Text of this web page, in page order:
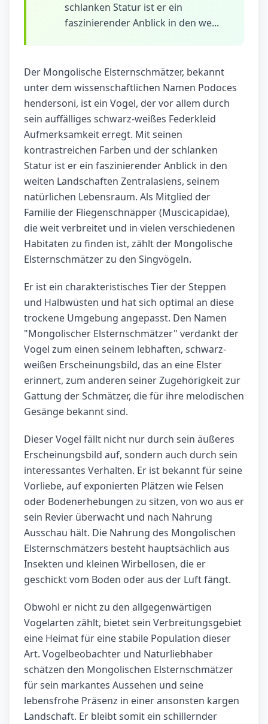
schlanken Statur ist er ein
faszinierender Anblick in den we...
Der Mongolische Elsternschmätzer, bekannt
unter dem wissenschaftlichen Namen Podoces
hendersoni, ist ein Vogel, der vor allem durch
sein auffälliges schwarz-weißes Federkleid
Aufmerksamkeit erregt. Mit seinen
kontrastreichen Farben und der schlanken
Statur ist er ein faszinierender Anblick in den
weiten Landschaften Zentralasiens, seinem
natürlichen Lebensraum. Als Mitglied der
Familie der Fliegenschnäpper (Muscicapidae),
die weit verbreitet und in vielen verschiedenen
Habitaten zu finden ist, zählt der Mongolische
Elsternschmätzer zu den Singvögeln.
Er ist ein charakteristisches Tier der Steppen
und Halbwüsten und hat sich optimal an diese
trockene Umgebung angepasst. Den Namen
"Mongolischer Elsternschmätzer" verdankt der
Vogel zum einen seinem lebhaften, schwarz-
weißen Erscheinungsbild, das an eine Elster
erinnert, zum anderen seiner Zugehörigkeit zur
Gattung der Schmätzer, die für ihre melodischen
Gesänge bekannt sind.
Dieser Vogel fällt nicht nur durch sein äußeres
Erscheinungsbild auf, sondern auch durch sein
interessantes Verhalten. Er ist bekannt für seine
Vorliebe, auf exponierten Plätzen wie Felsen
oder Bodenerhebungen zu sitzen, von wo aus er
sein Revier überwacht und nach Nahrung
Ausschau hält. Die Nahrung des Mongolischen
Elsternschmätzers besteht hauptsächlich aus
Insekten und kleinen Wirbellosen, die er
geschickt vom Boden oder aus der Luft fängt.
Obwohl er nicht zu den allgegenwärtigen
Vogelarten zählt, bietet sein Verbreitungsgebiet
eine Heimat für eine stabile Population dieser
Art. Vogelbeobachter und Naturliebhaber
schätzen den Mongolischen Elsternschmätzer
für sein markantes Aussehen und seine
lebensfrohe Präsenz in einer ansonsten kargen
Landschaft. Er bleibt somit ein schillernder